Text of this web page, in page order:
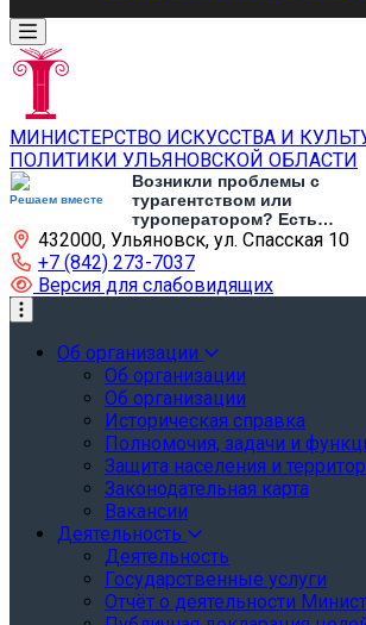
МИНИСТЕРСТВО ИСКУССТВА И
ПОЛИТИКИ УЛЬЯНОВСКОЙ ОБЛАСТИ
Решаем вместе
Возникли проблемы с
турагентством или
туроператором? Есть
предложения по развитию
туризма и туристической
инфраструктуры?
этом
432000, Ульяновск, ул. Спасская 10
+7 (842) 273-7037
Версия для слабовидящих
Об организации
Об организации
Об организации
Историческая справка
Полномочия, задачи и
Защита населения и
Законодательная карта
Вакансии
Деятельность
Деятельность
Государственные услуги
Отчёт о деятельности